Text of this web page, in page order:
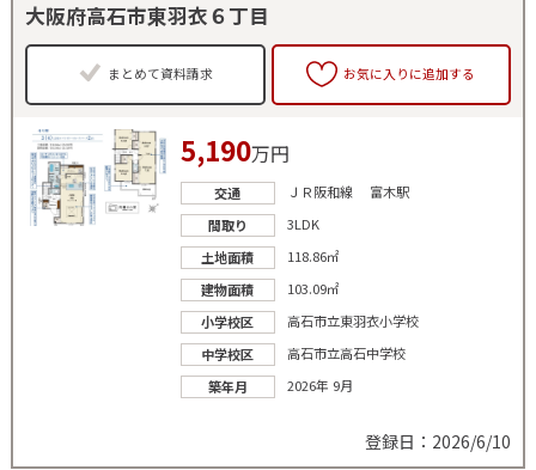
大阪府高石市東羽衣６丁目
まとめて資料請求 お気に入りに追加する
5,190万円
交通
ＪＲ阪和線 富木駅
間取り
3LDK
土地面積
118.86㎡
建物面積
103.09㎡
小学校区
高石市立東羽衣小学校
中学校区
高石市立高石中学校
築年月
2026年 9月
登録日：2026/6/10